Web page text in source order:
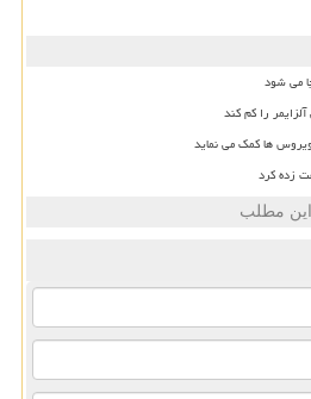
می شود
ها کمک می نماید
زده کرد
این مطلب